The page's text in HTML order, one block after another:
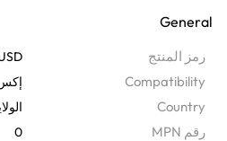
الدفع هذه. رائعة لشراء روبوكس وأشياء
طريقة سهلة وآمنة للإضافة إلى تجربة
الكثير من الطرق للإبداع. إن استرداد
سهل للغاية، وستتمكن من بناء
General
رمز المنتج
Compatibility
Country
رقم MPN 0